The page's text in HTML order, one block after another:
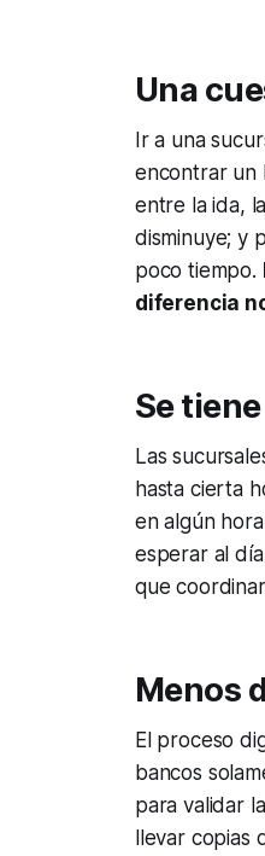
Una
Ir a una
encontrar un
entre la ida,
disminuye; y
poco tiempo.
diferencia
Se
Las
hasta cierta
en algún
esperar al
que
Menos
El proceso
bancos
para validar
llevar copias